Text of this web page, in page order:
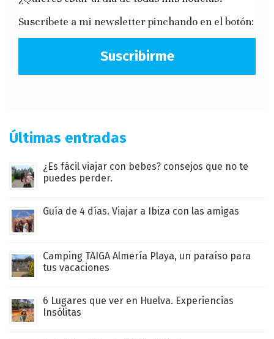
Suscríbete a mi newsletter pinchando en el botón:
Suscribirme
Últimas entradas
¿Es fácil viajar con bebes? consejos que no te
puedes perder.
Guía de 4 días. Viajar a Ibiza con las amigas
Camping TAIGA Almería Playa, un paraíso para
tus vacaciones
6 Lugares que ver en Huelva. Experiencias
Insólitas